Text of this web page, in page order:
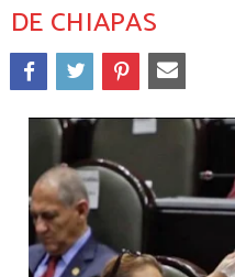
DE CHIAPAS